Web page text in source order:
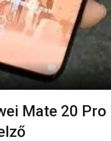
Mate 20